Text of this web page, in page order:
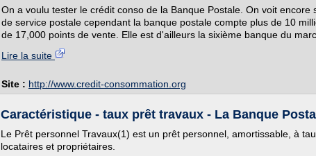
On a voulu tester le crédit conso de la Banque Postale. On voit encore
de service postale cependant la banque postale compte plus de 10
de 17,000 points de vente. Elle est d'ailleurs la sixième banque du
Lire la suite
Site : http://www.credit-consommation.org
Caractéristique - taux prêt travaux - La Banque
Le Prêt personnel Travaux(1) est un prêt personnel, amortissable, à
locataires et propriétaires.